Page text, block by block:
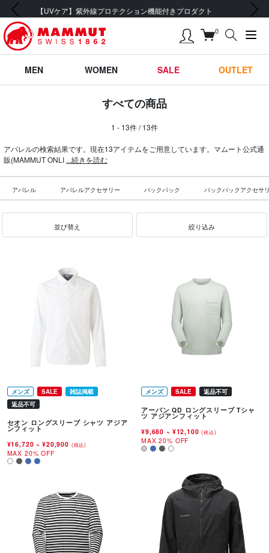
会員登録で【5,500円 (税込) 以上 送料無料】
前の画像 次の画像
0
MEN WOMEN SALE OUTLET
すべての商品
1 - 13件 / 13件
アパレルの検索結果です。現在13アイテムをご用意しています。マムート公式通
販(MAMMUT ONLI ...続きを読む
アパレル アパレルアクセサリー バックパック バックパックアクセサ
並び替え 絞り込み
メンズ SALE
雑誌掲載
返品不可
セオン ロングスリーブ シャツ アジア
ンフィット
¥16,720~ ¥20,900 (税込)
MAX 20% OFF
メンズ SALE 返品不可
アーバン QD ロングスリーブ Tシャ
ツ アジアンフィット
¥9,680 ~ ¥12,100(税込)
MAX 20% OFF